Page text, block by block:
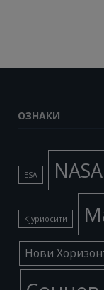
ОЗНАКИ
ESA NASA
Кјуриосити
Нови